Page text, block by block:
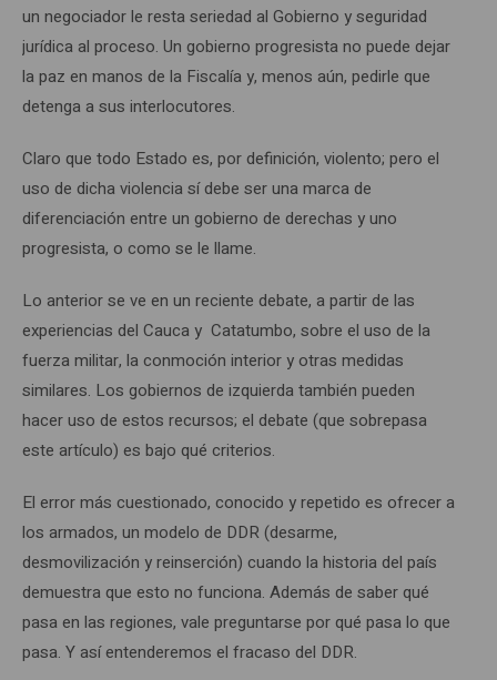
un negociador le resta seriedad al Gobierno y seguridad
jurídica al proceso. Un gobierno progresista no puede dejar
la paz en manos de la Fiscalía y, menos aún, pedirle que
detenga a sus interlocutores.
Claro que todo Estado es, por definición, violento; pero el
uso de dicha violencia sí debe ser una marca de
diferenciación entre un gobierno de derechas y uno
progresista, o como se le llame.
Lo anterior se ve en un reciente debate, a partir de las
experiencias del Cauca y Catatumbo, sobre el uso de la
fuerza militar, la conmoción interior y otras medidas
similares. Los gobiernos de izquierda también pueden
hacer uso de estos recursos; el debate (que sobrepasa
este artículo) es bajo qué criterios.
El error más cuestionado, conocido y repetido es ofrecer a
los armados, un modelo de DDR (desarme,
desmovilización y reinserción) cuando la historia del país
demuestra que esto no funciona. Además de saber qué
pasa en las regiones, vale preguntarse por qué pasa lo que
pasa. Y así entenderemos el fracaso del DDR.